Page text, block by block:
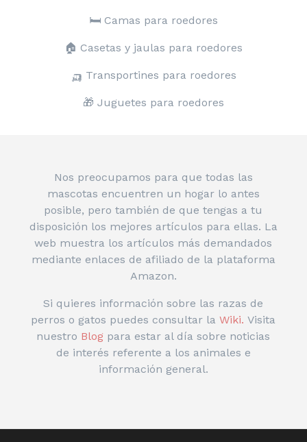
🛏️ Camas para roedores
🏠 Casetas y jaulas para roedores
🛺 Transportines para roedores
🎁 Juguetes para roedores
Nos preocupamos para que todas las
mascotas encuentren un hogar lo antes
posible, pero también de que tengas a tu
disposición los mejores artículos para ellas. La
web muestra los artículos más demandados
mediante enlaces de afiliado de la plataforma
Amazon.
Si quieres información sobre las razas de
perros o gatos puedes consultar laWiki. Visita
nuestro Blog para estar al día sobre noticias
de interés referente a los animales e
información general.